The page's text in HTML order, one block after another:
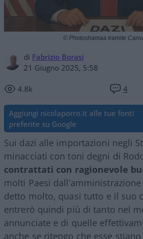
di Fabrizio Borasi
21 Giugno 2025, 5:58
4.8k 4
© Photoshamaa tramite
Aggiungi nicolaporro.it alle tue fonti
preferite su Google
Sui dazi alle importazioni negli
minacciati con toni degni di
contrattati con ragionevole
molti Paesi
detto molto, quasi tutto e il suo
entrerò quindi più di tanto nel
annunciate e di quelle
anche se ritengo che esse